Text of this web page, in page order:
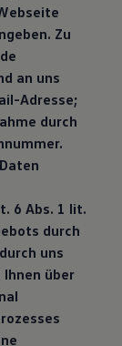
Zu
an uns
Adresse;
durch
6 Abs. 1 lit.
durch
uns
über